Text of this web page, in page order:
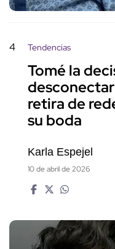
4 Tendencias
Tomé la
retira de
su boda
Karla Espejel
10 de abril de 2026